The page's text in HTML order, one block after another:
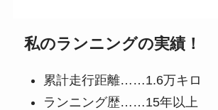
私のランニングの実績！
累計走行距離……1.6万キロ
ランニング歴……15年以上